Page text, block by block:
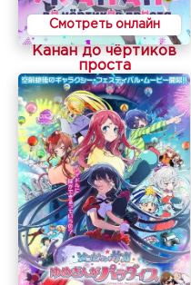
Смотреть онлайн
Канан до чёртиков
проста